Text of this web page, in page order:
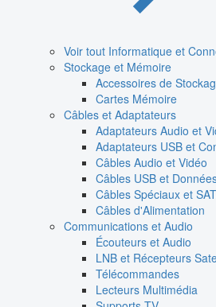
Voir tout Informatique et
Stockage et Mémoire
Accessoires de
Cartes Mémoire
Câbles et Adaptateurs
Adaptateurs Audio et
Adaptateurs USB et
Câbles Audio et Vidéo
Câbles USB et
Câbles Spéciaux et
Câbles d'Alimentation
Communications et Audio
Écouteurs et Audio
LNB et Récepteurs
Télécommandes
Lecteurs Multimédia